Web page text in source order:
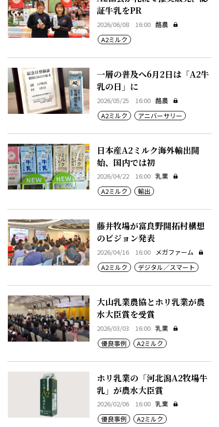
証牛乳をPR
2026/06/08 16:00 酪農
A2ミルク
一層の普及へ6月2日は「A2牛
乳の日」に
2026/05/25 16:00 酪農
A2ミルク
アニバーサリー
日本産A2ミルク海外輸出開
始、国内では初
2026/04/22 16:00 乳業
A2ミルク
輸出
藤井牧場が富良野開拓村構想
のビジョン発表
2026/04/16 16:00 メガファーム
A2ミルク
デジタル／スマート
大山乳業農協とホリ乳業が農
水大臣賞を受賞
2026/03/03 16:00 乳業
優良事例
A2ミルク
ホリ乳業の「河北潟A2牧場牛
乳」が農水大臣賞
2026/02/06 16:00 乳業
優良事例
A2ミルク